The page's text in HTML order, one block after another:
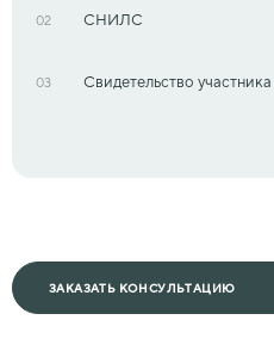
02 СНИЛС
03 Свидетельство
ЗАКАЗАТЬ КОНСУЛЬТАЦИЮ